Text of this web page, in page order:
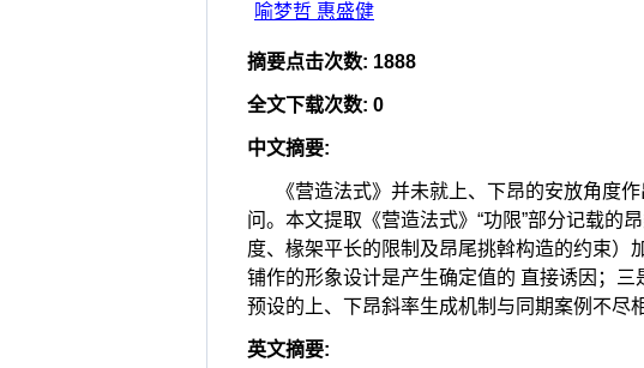
喻梦哲 惠盛健
摘要点击次数: 1888
全文下载次数: 0
中文摘要:
《营造法式》并未就上、下昂的安放角度
问。本文提取《营造法式》“功限”部分记载的
度、椽架平长的限制及昂尾挑斡构造的约束
铺作的形象设计是产生确定值的 直接诱因；
预设的上、下昂斜率生成机制与同期案例不尽
英文摘要: